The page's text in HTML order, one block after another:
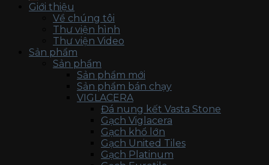
Giới thiệu
Về chúng tôi
Thư viện hình
Thư viện Video
Sản phẩm
Sản phẩm
Sản phẩm mới
Sản phẩm bán chạy
VIGLACERA
Đá nung kết Vasta Stone
Gạch Viglacera
Gạch khổ lớn
Gạch United Tiles
Gạch Platinum